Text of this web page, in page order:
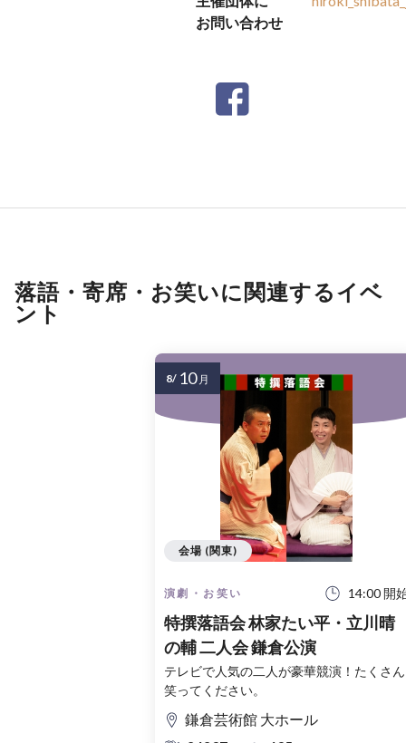
お問い合わせ
落語・寄席・お笑いに関連するイベ
ント
演劇・お笑い 14:00 開
特撰落語会 林家たい平・立川晴
の輔 二人会 鎌倉公演
テレビで人気の二人が豪華競演！たくさん
笑ってください。
鎌倉芸術館 大ホール
会場 (関東)
8/ 10 月